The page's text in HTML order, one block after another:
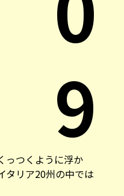
9
っつくように浮か
タリア20州の中では